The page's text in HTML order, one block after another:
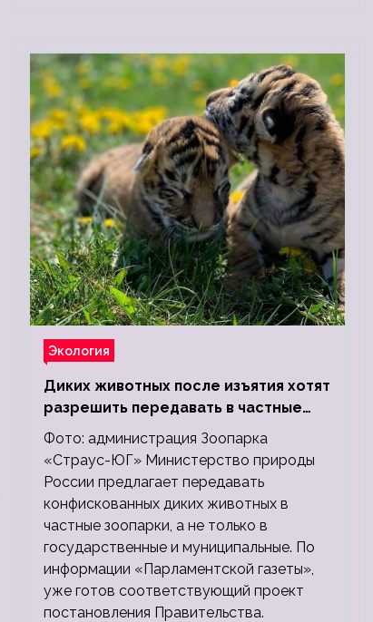
Экология
Диких животных после изъятия хотят
разрешить передавать в частные
зоопарки
Фото: администрация Зоопарка
«Страус-ЮГ» Министерство природы
России предлагает передавать
конфискованных диких животных в
частные зоопарки, а не только в
государственные и муниципальные. По
информации «Парламентской газеты»,
уже готов соответствующий проект
постановления Правительства.